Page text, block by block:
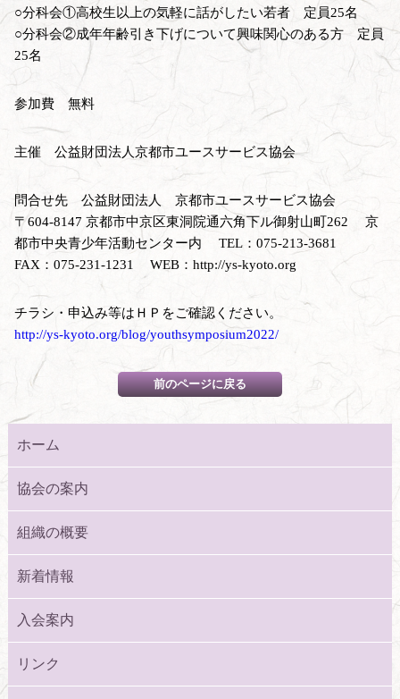
○分科会①高校生以上の気軽に話がしたい若者 定員25名
○分科会②成年年齢引き下げについて興味関心のある方 定員
25名
参加費 無料
主催 公益財団法人京都市ユースサービス協会
問合せ先 公益財団法人 京都市ユースサービス協会
〒604-8147 京都市中京区東洞院通六角下ル御射山町262 京
都市中央青少年活動センター内 TEL：075-213-3681
FAX：075-231-1231 WEB：http://ys-kyoto.org
チラシ・申込み等はＨＰをご確認ください。
http://ys-kyoto.org/blog/youthsymposium2022/
ホーム
協会の案内
組織の概要
新着情報
入会案内
リンク